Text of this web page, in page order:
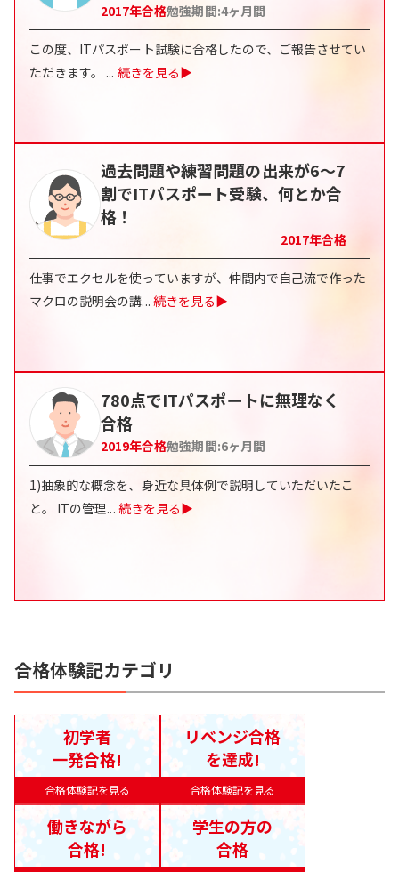
2017年合格勉強期間:4ヶ月間
この度、ITパスポート試験に合格したので、ご報告させてい
ただきます。 ... 続きを見る▶
過去問題や練習問題の出来が6～7
割でITパスポート受験、何とか合
格！
2017年合格
仕事でエクセルを使っていますが、仲間内で自己流で作った
マクロの説明会の講... 続きを見る▶
780点でITパスポートに無理なく
合格
2019年合格勉強期間:6ヶ月間
1)抽象的な概念を、身近な具体例で説明していただいたこ
と。 ITの管理... 続きを見る▶
合格体験記カテゴリ
合格体験記を見る
初学者
一発合格!
合格体験記を見る
リベンジ合格
を達成!
働きながら
合格!
学生の方の
合格